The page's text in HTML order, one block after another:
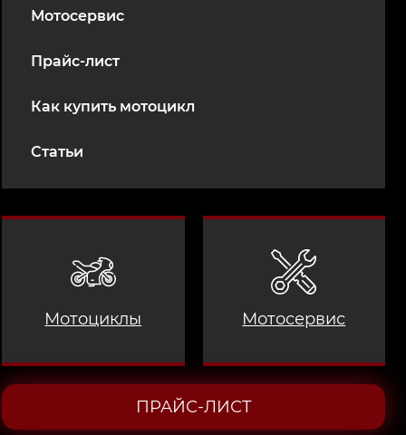
Мотосервис
Прайс-лист
Как купить мотоцикл
Статьи
Мотоциклы Мотосервис
ПРАЙС-ЛИСТ